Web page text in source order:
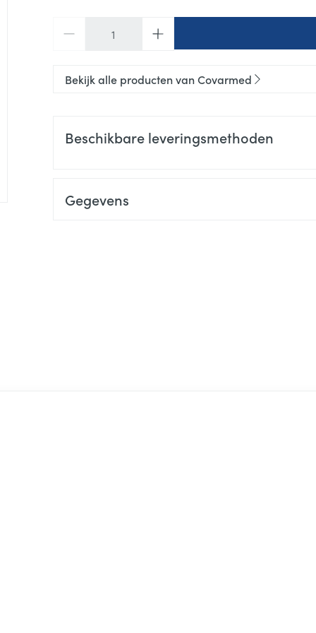
Bekijk alle producten van Covarmed
Beschikbare leveringsmethoden
Gegevens